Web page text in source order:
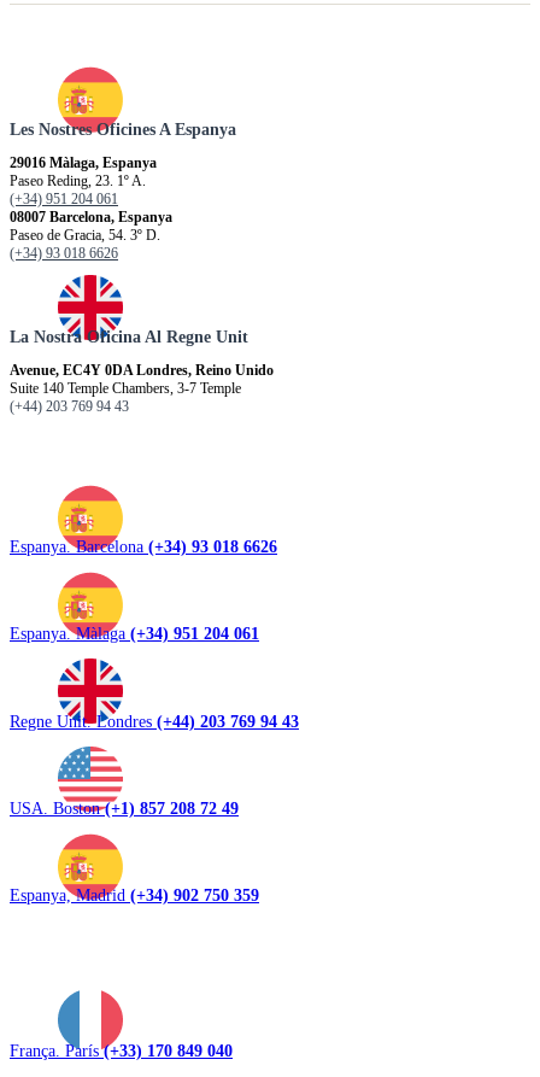
Les Nostres Oficines A Espanya
29016 Màlaga, Espanya
Paseo Reding, 23. 1º A.
(+34) 951 204 061
08007 Barcelona, Espanya
Paseo de Gracia, 54. 3º D.
(+34) 93 018 6626
La Nostra Oficina Al Regne Unit
Avenue, EC4Y 0DA Londres, Reino Unido
Suite 140 Temple Chambers, 3-7 Temple
(+44) 203 769 94 43
Espanya. Barcelona (+34) 93 018 6626
Espanya. Màlaga (+34) 951 204 061
Regne Unit. Londres (+44) 203 769 94 43
USA. Boston(+1) 857 208 72 49
Espanya, Madrid (+34) 902 750 359
França. París(+33) 170 849 040